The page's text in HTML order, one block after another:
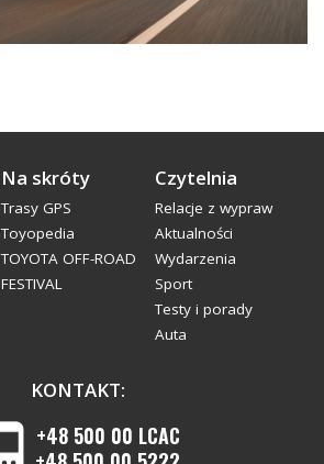
Na skróty
Trasy GPS
Toyopedia
TOYOTA OFF-ROAD
FESTIVAL
Czytelnia
Relacje z wypraw
Aktualności
Wydarzenia
Sport
Testy i porady
Auta
KONTAKT:
+48 500 00 LCAC